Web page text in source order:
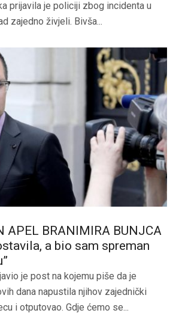
prijavila je policiji zbog incidenta u
zajedno živjeli. Bivša...
APEL BRANIMIRA BUNJCA
a bio sam spreman
je post na kojemu piše da je
dana napustila njihov zajednički
i otputovao. Gdje ćemo se...